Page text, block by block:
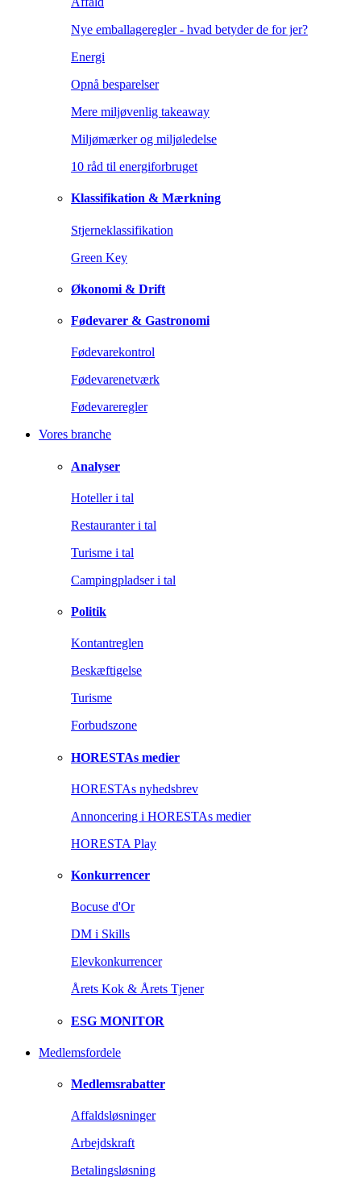
Nye emballageregler - hvad betyder de for jer?
Energi
Opnå besparelser
Mere miljøvenlig takeaway
Miljømærker og miljøledelse
10 råd til energiforbruget
Klassifikation & Mærkning
Stjerneklassifikation
Green Key
Økonomi & Drift
Fødevarer & Gastronomi
Fødevarekontrol
Fødevarenetværk
Fødevareregler
Vores branche
Analyser
Hoteller i tal
Restauranter i tal
Turisme i tal
Campingpladser i tal
Politik
Kontantreglen
Beskæftigelse
Turisme
Forbudszone
HORESTAs medier
HORESTAs nyhedsbrev
Annoncering i HORESTAs medier
HORESTA Play
Konkurrencer
Bocuse d'Or
DM i Skills
Elevkonkurrencer
Årets Kok & Årets Tjener
ESG MONITOR
Medlemsfordele
Medlemsrabatter
Affaldsløsninger
Arbejdskraft
Betalingsløsning